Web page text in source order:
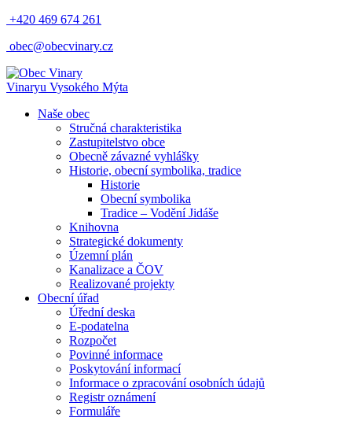
+420 469 674 261
obec@obecvinary.cz
Vinaryu Vysokého Mýta
Naše obec
Stručná charakteristika
Zastupitelstvo obce
Obecně závazné vyhlášky
Historie, obecní symbolika, tradice
Historie
Obecní symbolika
Tradice – Vodění Jidáše
Knihovna
Strategické dokumenty
Územní plán
Kanalizace a ČOV
Realizované projekty
Obecní úřad
Úřední deska
E-podatelna
Rozpočet
Povinné informace
Poskytování informací
Informace o zpracování osobních údajů
Registr oznámení
Formuláře